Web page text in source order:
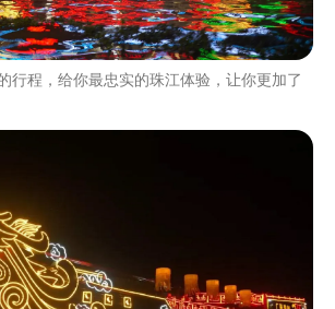
行程，给你最忠实的珠江体验，让你更加了